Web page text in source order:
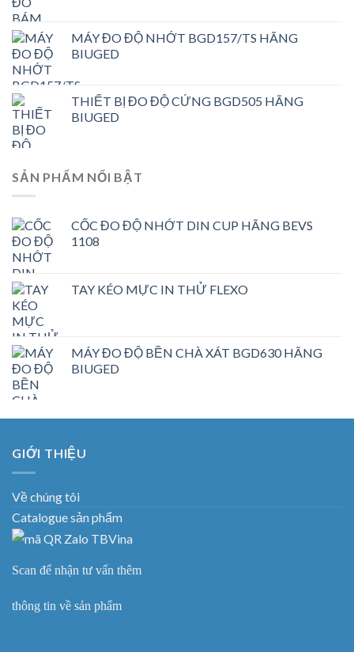
MÁY ĐO ĐỘ NHỚT BGD157/TS HÃNG
BIUGED
THIẾT BỊ ĐO ĐỘ CỨNG BGD505 HÃNG
BIUGED
SẢN PHẨM NỔI BẬT
CỐC ĐO ĐỘ NHỚT DIN CUP HÃNG BEVS
1108
TAY KÉO MỰC IN THỬ FLEXO
MÁY ĐO ĐỘ BỀN CHÀ XÁT BGD630 HÃNG
BIUGED
GIỚI THIỆU
Về chúng tôi
Catalogue sản phẩm
Scan để nhận tư vấn thêm
thông tin về sản phẩm